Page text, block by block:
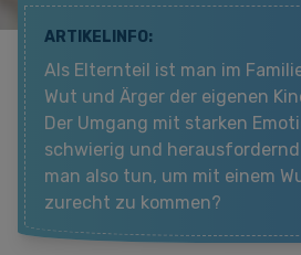
ARTIKELINFO:
Als Elternteil ist man im
Wut und Ärger der eigenen
Der Umgang mit starken
schwierig und herausfordernd
man also tun, um mit einem
zurecht zu kommen?